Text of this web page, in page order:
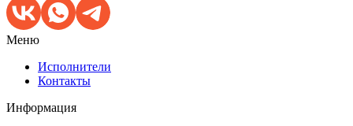
Меню
Исполнители
Контакты
Информация